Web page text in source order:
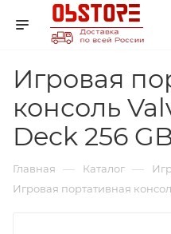
Игровая
консоль
Deck 256
Главная — Каталог —
Игровая портативная